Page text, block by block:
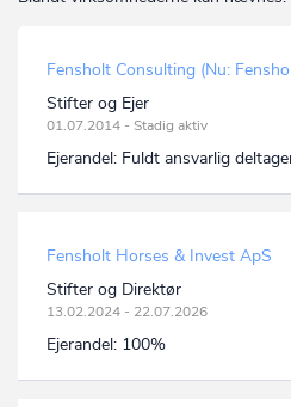
Fensholt Consulting (Nu:
Stifter og Ejer
01.07.2014 - Stadig aktiv
Ejerandel: Fuldt ansvarlig
Fensholt Horses & Invest ApS
Stifter og Direktør
13.02.2024 - 22.07.2026
Ejerandel: 100%